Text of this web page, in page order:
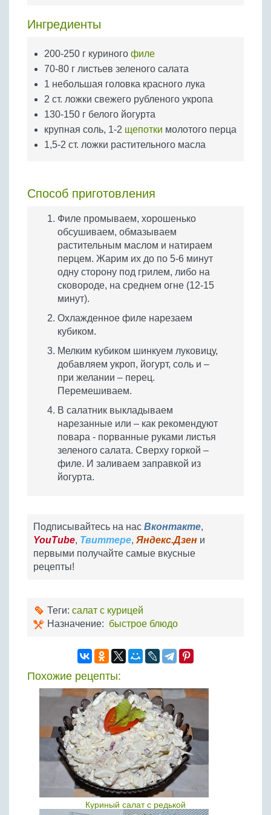
Яйца
Ингредиенты
200-250 г куриного филе
70-80 г листьев зеленого салата
1 небольшая головка красного лука
2 ст. ложки свежего рубленого укропа
130-150 г белого йогурта
крупная соль, 1-2 щепотки молотого перца
1,5-2 ст. ложки растительного масла
Способ приготовления
Филе промываем, хорошенько
обсушиваем, обмазываем
растительным маслом и натираем
перцем. Жарим их до по 5-6 минут
одну сторону под грилем, либо на
сковороде, на среднем огне (12-15
минут).
Охлажденное филе нарезаем
кубиком.
Мелким кубиком шинкуем луковицу,
добавляем укроп, йогурт, соль и –
при желании – перец.
Перемешиваем.
В салатник выкладываем
нарезанные или – как рекомендуют
повара - порванные руками листья
зеленого салата. Сверху горкой –
филе. И заливаем заправкой из
йогурта.
Подписывайтесь на нас Вконтакте,
YouTube, Твиттере, Яндекс.Дзен и
первыми получайте самые вкусные
рецепты!
Теги: салат с курицей
Назначение: быстрое блюдо
Похожие рецепты:
Куриный салат с редькой